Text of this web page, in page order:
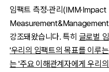
임팩트 측정·관리(IMM·Impact
강조돼왔습니다. 특히 글로벌
'우리의 임팩트의 목표를 이루
는 '주요 이해관계자에게 우리